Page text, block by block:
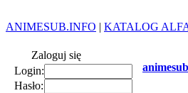
ANIMESUB.INFO | KATALOG
Zaloguj się
Login:
Hasło: